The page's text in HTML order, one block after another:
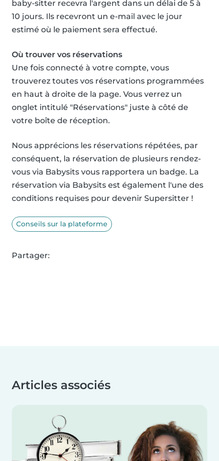
baby-sitter recevra l'argent dans un délai de 5 à
10 jours. Ils recevront un e-mail avec le jour
estimé où le paiement sera effectué.
Où trouver vos réservations
Une fois connecté à votre compte, vous
trouverez toutes vos réservations programmées
en haut à droite de la page. Vous verrez un
onglet intitulé "Réservations" juste à côté de
votre boîte de réception.
Nous apprécions les réservations répétées, par
conséquent, la réservation de plusieurs rendez-
vous via Babysits vous rapportera un badge. La
réservation via Babysits est également l'une des
conditions requises pour devenir Supersitter !
Conseils sur la plateforme
Partager:
Articles associés